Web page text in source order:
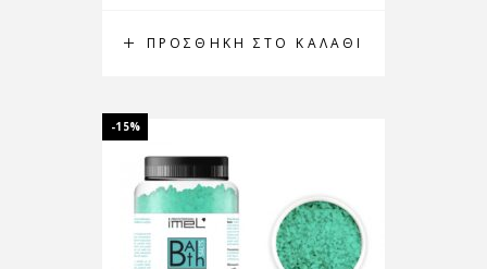
ΠΡΟΣΘΉΚΗ ΣΤΟ ΚΑΛΆΘΙ
-15%